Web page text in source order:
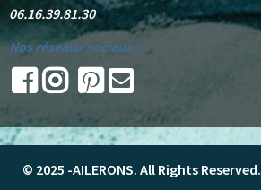
06.16.39.81.30
Nos réseaux sociaux :
© 2025 -AILERONS. All Rights Reserved.